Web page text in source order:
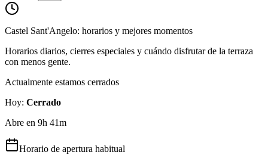
Castel Sant'Angelo: horarios y mejores momentos
Horarios diarios, cierres especiales y cuándo disfrutar de la terraza
con menos gente.
Actualmente estamos cerrados
Hoy: Cerrado
Abre en 9h 41m
Horario de apertura habitual